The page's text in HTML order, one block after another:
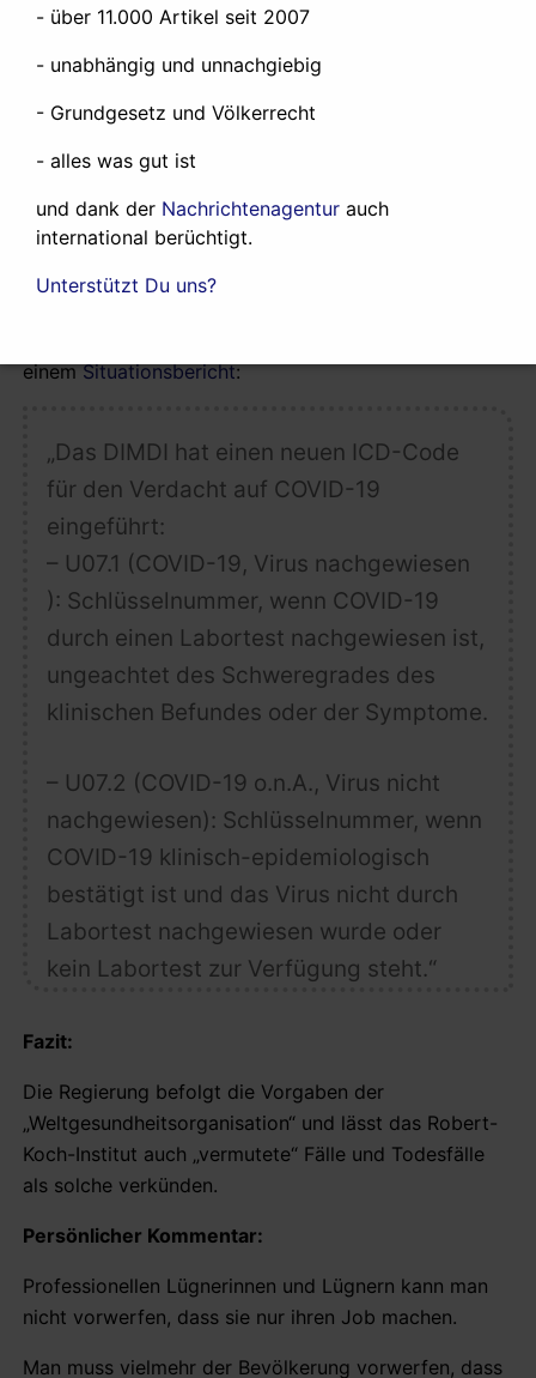
von der Weltgesundheitsorganisation
Beide Kategorien, U07.1 (COVID-19, Virus
nachgewiesen)
Kodierung der Todesursache
einemSituationsbericht:
„Das DIMDI hat einen neuen ICD-Code
für den Verdacht auf COVID-19
eingeführt:
– U07.1 (COVID-19, Virus nachgewiesen
): Schlüsselnummer, wenn COVID-19
durch einen Labortest nachgewiesen ist,
ungeachtet des Schweregrades des
klinischen Befundes oder der Symptome.
– U07.2 (COVID-19 o.n.A., Virus nicht
nachgewiesen): Schlüsselnummer, wenn
COVID-19 klinisch-epidemiologisch
bestätigt ist und das Virus nicht durch
Labortest nachgewiesen wurde oder
kein Labortest zur Verfügung steht.“
Fazit:
Die Regierung befolgt die Vorgaben der
„Weltgesundheitsorganisation“ und lässt das Robert-
Koch-Institut auch „vermutete“ Fälle und Todesfälle
als solche verkünden.
Persönlicher Kommentar:
Professionellen Lügnerinnen und Lügnern kann man
nicht vorwerfen, dass sie nur ihren Job machen.
Man muss vielmehr der Bevölkerung vorwerfen, dass
- über 11.000 Artikel seit 2007
- unabhängig und unnachgiebig
- Grundgesetz und Völkerrecht
- alles was gut ist
und dank der Nachrichtenagentur auch
international berüchtigt.
Unterstützt Du uns?